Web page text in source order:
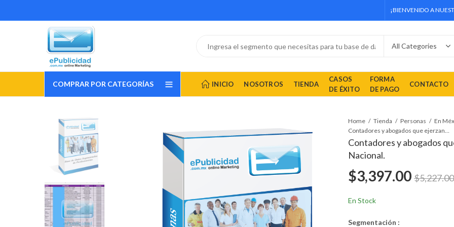
¡BIENVENIDO A
COMPRAR POR CATEGORÍAS INICIO NOSOTROS TIENDA
CASOS
DE ÉXITO
FORMA
DE PAGO
CONTACTO
Home Tienda Personas
En
Contadores y abogados que ejerzan actualmente a Nivel Nacional.
Contadores y abogados
Nacional.
$3,397.00 $5,227.00
En Stock
Segmentación :